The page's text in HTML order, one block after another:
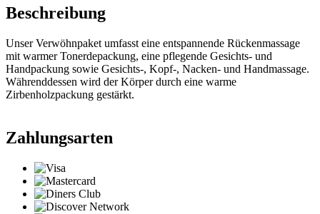
Beschreibung
Unser Verwöhnpaket umfasst eine entspannende Rückenmassage
mit warmer Tonerdepackung, eine pflegende Gesichts- und
Handpackung sowie Gesichts-, Kopf-, Nacken- und Handmassage.
Währenddessen wird der Körper durch eine warme
Zirbenholzpackung gestärkt.
Zahlungsarten